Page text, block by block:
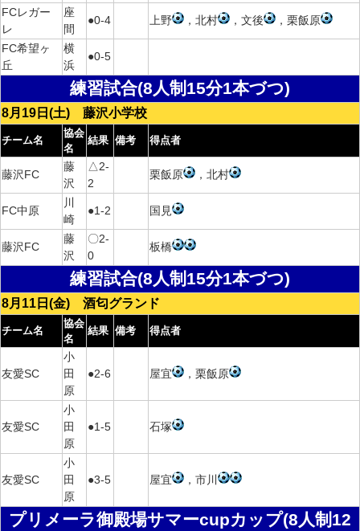
FCレガー
レ
座
間
●0-4 上野 ，北村 ，文後 ，栗飯原
FC希望ヶ
丘
横
浜
●0-5
練習試合(8人制15分1本づつ)
8月19日(土) 藤沢小学校
チーム名
協会
名
結果 備考 得点者
藤沢FC
藤
沢
△2-
2
栗飯原 ，北村
FC中原
川
崎
●1-2 国見
藤沢FC
藤
沢
〇2-
0
板橋
練習試合(8人制15分1本づつ)
8月11日(金) 酒匂グランド
チーム名
協会
名
結果 備考 得点者
友愛SC
小
田
原
●2-6 屋宜 ，栗飯原
友愛SC
小
田
原
●1-5 石塚
友愛SC
小
田
原
●3-5 屋宜 ，市川
プリメーラ御殿場サマーcupカップ(8人制12